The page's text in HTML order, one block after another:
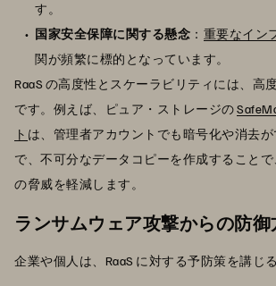
す。
国家安全保障に関する懸念 ： 重要なイン
関が頻繁に標的となっています。
RaaS の高度性とスケーラビリティには、高
です。例えば、ピュア・ストレージの
ト は、管理者アカウントでも暗号化や消去
で、不可分なデータコピーを作成すること
の脅威を軽減します。
ランサムウェア攻撃からの防御
企業や個人は、RaaS に対する予防策を講じ